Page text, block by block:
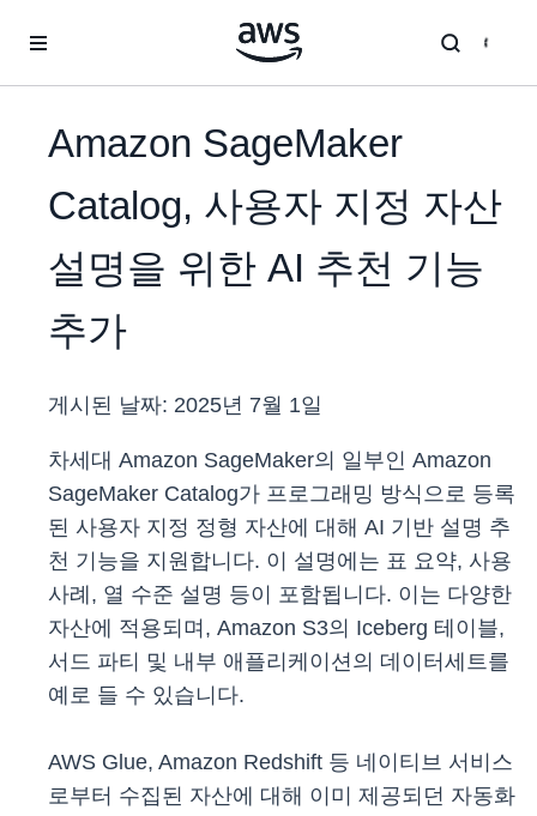
Amazon SageMaker
Catalog, 사용자 지정 자산
설명을 위한 AI 추천 기능
추가
게시된 날짜: 2025년 7월 1일
차세대 Amazon SageMaker의 일부인 Amazon
SageMaker Catalog가 프로그래밍 방식으로 등록
된 사용자 지정 정형 자산에 대해 AI 기반 설명 추
천 기능을 지원합니다. 이 설명에는 표 요약, 사용
사례, 열 수준 설명 등이 포함됩니다. 이는 다양한
자산에 적용되며, Amazon S3의 Iceberg 테이블,
서드 파티 및 내부 애플리케이션의 데이터세트를
예로 들 수 있습니다.
AWS Glue, Amazon Redshift 등 네이티브 서비스
로부터 수집된 자산에 대해 이미 제공되던 자동화